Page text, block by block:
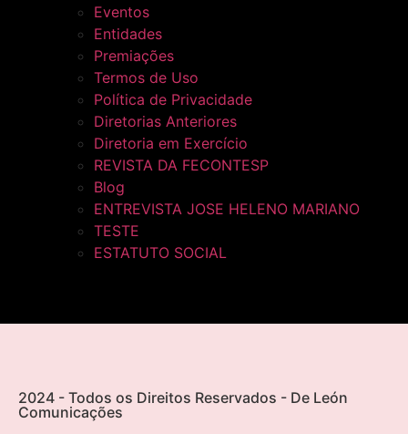
Eventos
Entidades
Premiações
Termos de Uso
Política de Privacidade
Diretorias Anteriores
Diretoria em Exercício
REVISTA DA FECONTESP
Blog
ENTREVISTA JOSE HELENO MARIANO
TESTE
ESTATUTO SOCIAL
2024 - Todos os Direitos Reservados - De León
Comunicações